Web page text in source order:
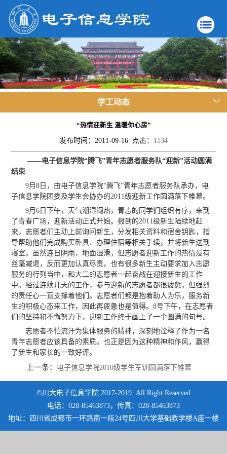
学工动态
“热情迎新生 温暖你心房”
发布时间：2011-09-16 点击： 1134
——电子信息学院“腾飞”青年志愿者服务队“迎新”活动圆满
结束
9月8日，由电子信息学院“腾飞”青年志愿者服务队承办，电
子信息学院团委及学生会协办的2011级迎新工作圆满落下帷幕。
9月6日下午，天气潮湿闷热，青志的同学们组织有序，来到
了青春广场，迎新活动正式开始。报到的2011级新生陆续地赶
来，志愿者们主动上前询问新生，分发相关资料和宿舍钥匙，指
导帮助他们完成购买卧具、办理住宿等相关手续，并将新生送到
寝室。虽然连日阴雨，地面湿滑，但志愿者迎新工作的热情没有
丝毫减退，反而更加认真尽责。也有很多新生主动要求加入志愿
服务的行列当中，和大二的志愿者一起奋战在迎接新生的工作
中。经过连续几天的工作，参与迎新的志愿者都很疲惫，但强烈
的责任心一直支撑着他们。志愿者们都是抱着助人为乐，服务新
生的积极心态来工作，因此再疲惫也是值得。8号下午，在志愿者
们的坚持和不懈努力下，迎新工作终于画上了一个圆满的句号。
志愿者不怕流汗为集体服务的精神，深刻地诠释了作为一名
青年志愿者应该具备的素质。也正是因为这种精神和作风，赢得
了新生和家长的一致好评。
上一条： 电子信息学院2010级学生军训圆满落下帷幕
©川大电子信息学院 2017-2019 All Right Reserved
电话：028-85463873，传真：028-85463873
地址：四川省成都市一环路南一段24号四川大学基础教学楼A座一楼